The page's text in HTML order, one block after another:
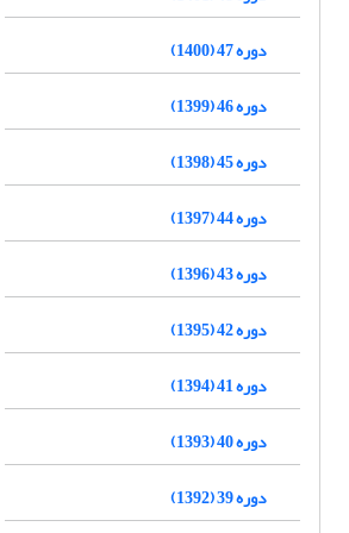
دوره 47 (1400)
دوره 46 (1399)
دوره 45 (1398)
دوره 44 (1397)
دوره 43 (1396)
دوره 42 (1395)
دوره 41 (1394)
دوره 40 (1393)
دوره 39 (1392)